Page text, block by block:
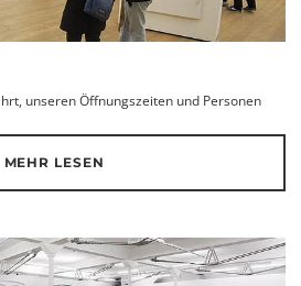
unseren Öffnungszeiten und Personen
MEHR LESEN